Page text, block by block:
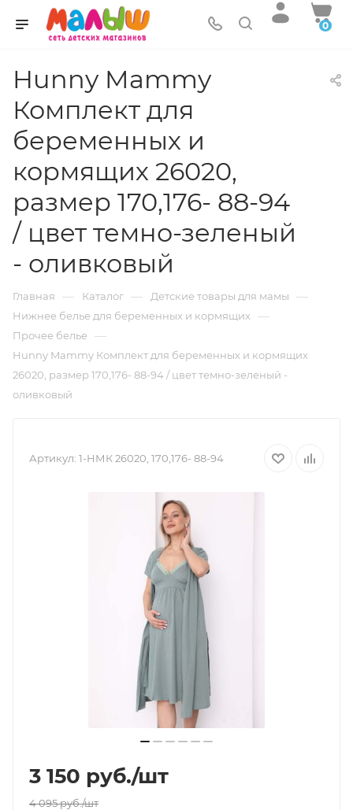
0
Hunny Mammy
Комплект для
беременных и
кормящих 26020,
размер 170,176- 88-94
/ цвет темно-зеленый
- оливковый
Главная — Каталог — Детские товары для мамы —
Нижнее белье для беременных и кормящих —
Прочее белье —
Hunny Mammy Комплект для беременных и кормящих
26020, размер 170,176- 88-94 / цвет темно-зеленый -
оливковый
Артикул: 1-НМК 26020, 170,176- 88-94
3 150 руб./шт
4 095руб./шт